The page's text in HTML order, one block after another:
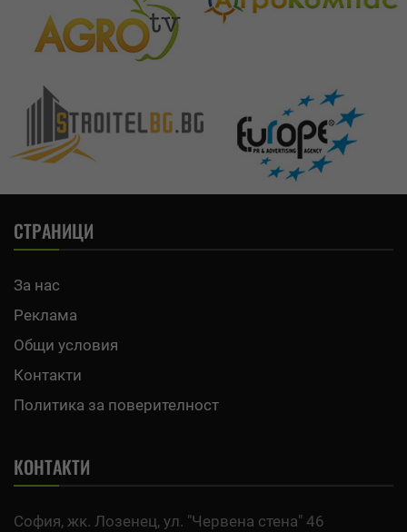
СТРАНИЦИ
За нас
Реклама
Общи условия
Контакти
Политика за поверителност
КОНТАКТИ
София, жк. Лозенец, ул. "Червена стена" 46